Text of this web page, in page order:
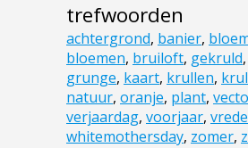
trefwoorden
achtergrond, banier,
bloemen, bruiloft, gekruld,
grunge, kaart, krullen,
natuur, oranje, plant,
verjaardag, voorjaar, vrede
whitemothersday, zomer,